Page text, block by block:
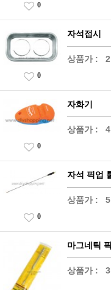
0
자석접시
상품가 :
0
자화기
상품가 :
0
자석 픽업
상품가 :
0
마그네틱
상품가 :